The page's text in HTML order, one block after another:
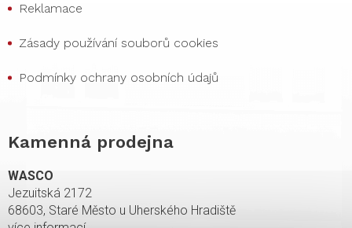
Reklamace
Zásady používání souborů cookies
Podmínky ochrany osobních údajů
Kamenná prodejna
WASCO
Jezuitská 2172
68603, Staré Město u Uherského Hradiště